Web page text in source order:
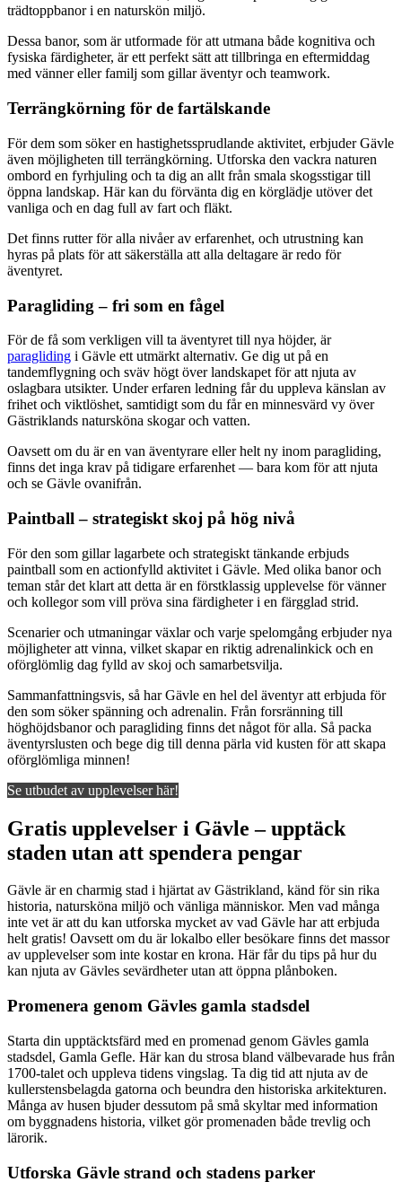
trädtoppbanor i en naturskön miljö.
Dessa banor, som är utformade för att utmana både kognitiva och
fysiska färdigheter, är ett perfekt sätt att tillbringa en eftermiddag
med vänner eller familj som gillar äventyr och teamwork.
Terrängkörning för de fartälskande
För dem som söker en hastighetssprudlande aktivitet, erbjuder Gävle
även möjligheten till terrängkörning. Utforska den vackra naturen
ombord en fyrhjuling och ta dig an allt från smala skogsstigar till
öppna landskap. Här kan du förvänta dig en körglädje utöver det
vanliga och en dag full av fart och fläkt.
Det finns rutter för alla nivåer av erfarenhet, och utrustning kan
hyras på plats för att säkerställa att alla deltagare är redo för
äventyret.
Paragliding – fri som en fågel
För de få som verkligen vill ta äventyret till nya höjder, är
paragliding i Gävle ett utmärkt alternativ. Ge dig ut på en
tandemflygning och sväv högt över landskapet för att njuta av
oslagbara utsikter. Under erfaren ledning får du uppleva känslan av
frihet och viktlöshet, samtidigt som du får en minnesvärd vy över
Gästriklands natursköna skogar och vatten.
Oavsett om du är en van äventyrare eller helt ny inom paragliding,
finns det inga krav på tidigare erfarenhet — bara kom för att njuta
och se Gävle ovanifrån.
Paintball – strategiskt skoj på hög nivå
För den som gillar lagarbete och strategiskt tänkande erbjuds
paintball som en actionfylld aktivitet i Gävle. Med olika banor och
teman står det klart att detta är en förstklassig upplevelse för vänner
och kollegor som vill pröva sina färdigheter i en färgglad strid.
Scenarier och utmaningar växlar och varje spelomgång erbjuder nya
möjligheter att vinna, vilket skapar en riktig adrenalinkick och en
oförglömlig dag fylld av skoj och samarbetsvilja.
Sammanfattningsvis, så har Gävle en hel del äventyr att erbjuda för
den som söker spänning och adrenalin. Från forsränning till
höghöjdsbanor och paragliding finns det något för alla. Så packa
äventyrslusten och bege dig till denna pärla vid kusten för att skapa
oförglömliga minnen!
Se utbudet av upplevelser här!
Gratis upplevelser i Gävle – upptäck
staden utan att spendera pengar
Gävle är en charmig stad i hjärtat av Gästrikland, känd för sin rika
historia, natursköna miljö och vänliga människor. Men vad många
inte vet är att du kan utforska mycket av vad Gävle har att erbjuda
helt gratis! Oavsett om du är lokalbo eller besökare finns det massor
av upplevelser som inte kostar en krona. Här får du tips på hur du
kan njuta av Gävles sevärdheter utan att öppna plånboken.
Promenera genom Gävles gamla stadsdel
Starta din upptäcktsfärd med en promenad genom Gävles gamla
stadsdel, Gamla Gefle. Här kan du strosa bland välbevarade hus från
1700-talet och uppleva tidens vingslag. Ta dig tid att njuta av de
kullerstensbelagda gatorna och beundra den historiska arkitekturen.
Många av husen bjuder dessutom på små skyltar med information
om byggnadens historia, vilket gör promenaden både trevlig och
lärorik.
Utforska Gävle strand och stadens parker